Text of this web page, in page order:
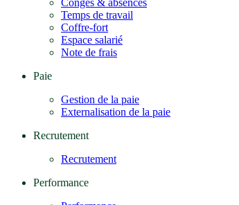
Congés & absences
Temps de travail
Coffre-fort
Espace salarié
Note de frais
Paie
Gestion de la paie
Externalisation de la paie
Recrutement
Recrutement
Performance